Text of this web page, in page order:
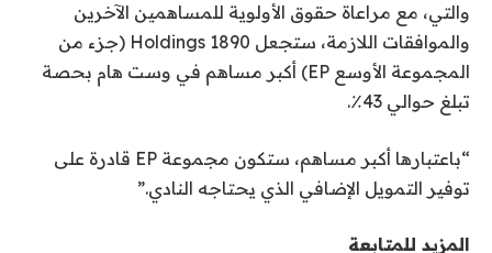
والتي، مع مراعاة حقوق الأولوية للمساهمين الآخرين
والموافقات اللازمة، ستجعل 1890 Holdings (جزء من
المجموعة الأوسع EP) أكبر مساهم في وست هام بحصة
تبلغ حوالي 43٪.
“باعتبارها أكبر مساهم، ستكون مجموعة EP قادرة على
توفير التمويل الإضافي الذي يحتاجه النادي.”
المزيد للمتابعة